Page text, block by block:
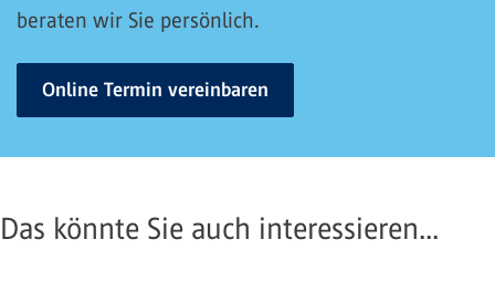
beraten wir Sie persönlich.
Online Termin vereinbaren
Das könnte Sie auch interessieren...